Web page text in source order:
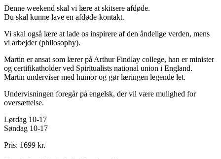
Denne weekend skal vi lære at skitsere afdøde.
Du skal kunne lave en afdøde-kontakt.
Vi skal også lære at lade os inspirere af den åndelige verden, mens
vi arbejder (philosophy).
Martin er ansat som lærer på Arthur Findlay college, han er minister
og certifikatholder ved Spiritualists national union i England.
Martin underviser med humor og gør læringen legende let.
Undervisningen foregår på engelsk, der vil være mulighed for
oversættelse.
Lørdag 10-17
Søndag 10-17
Pris: 1699 kr.